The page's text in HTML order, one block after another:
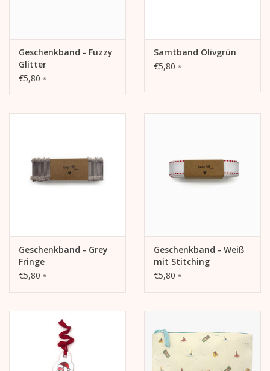
Geschenkband - Fuzzy
Glitter
€5,80 *
Samtband Olivgrün
€5,80 *
Geschenkband - Grey
Fringe
€5,80 *
Geschenkband - Weiß
mit Stitching
€5,80 *